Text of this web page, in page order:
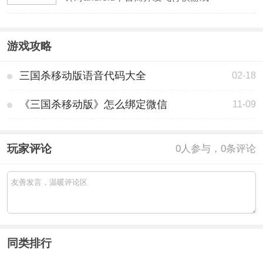
游戏攻略
三国杀移动版语音代码大全 02-18
《三国杀移动版》怎么绑定微信 11-09
玩家评论 0人参与，0条评论
同类排行